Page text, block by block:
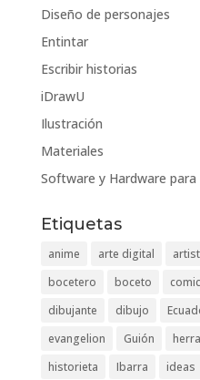
Diseño de personajes
Entintar
Escribir historias
iDrawU
Ilustración
Materiales
Software y Hardware para
Etiquetas
anime arte digital
bocetero
boceto comic
dibujante
dibujo
evangelion
Guión
historieta
Ibarra ideas